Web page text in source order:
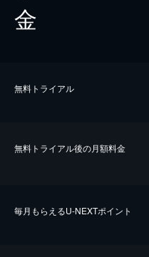
金
無料トライアル
無料トライアル後の⽉額料金
毎⽉もらえるU-NEXTポイント